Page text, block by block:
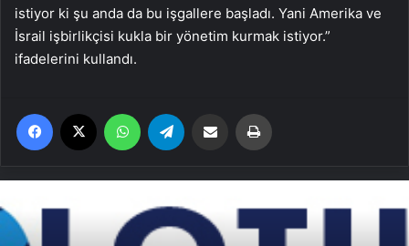
istiyor ki şu anda da bu işgallere başladı. Yani Amerika ve
İsrail işbirlikçisi kukla bir yönetim kurmak istiyor.”
ifadelerini kullandı.
Facebook WhatsApp Email'den paylaş